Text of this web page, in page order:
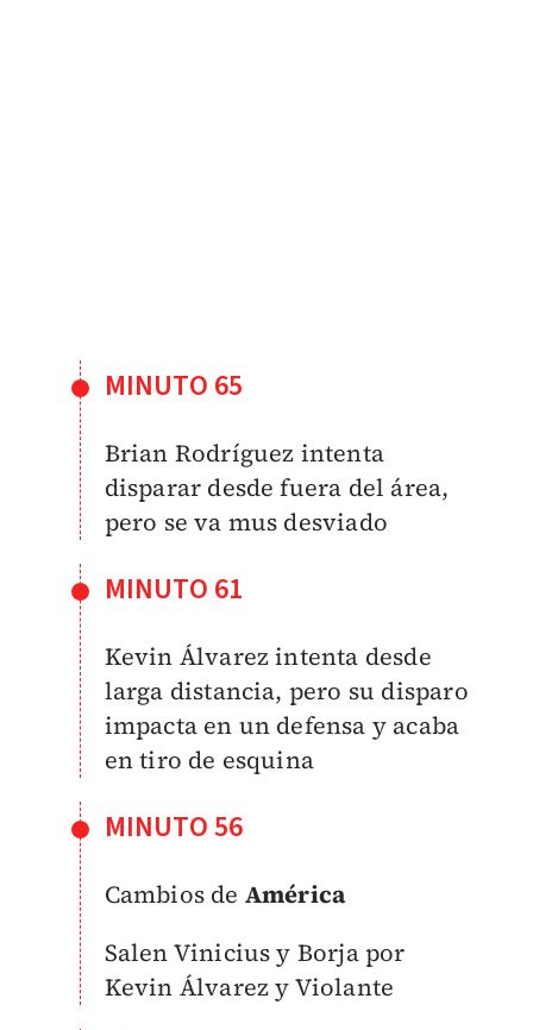
MINUTO 65
Brian Rodríguez intenta
disparar desde fuera del área,
pero se va mus desviado
MINUTO 61
Kevin Álvarez intenta desde
larga distancia, pero su disparo
impacta en un defensa y acaba
en tiro de esquina
MINUTO 56
Cambios de América
Salen Vinicius y Borja por
Kevin Álvarez y Violante